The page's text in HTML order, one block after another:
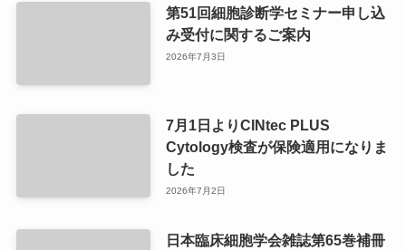
第51回細胞診断学セミナー申し込
み受付に関するご案内
2026年7月3日
7月1日よりCINtec PLUS
Cytology検査が保険適用になりま
した
2026年7月2日
日本臨床細胞学会雑誌第65巻補冊